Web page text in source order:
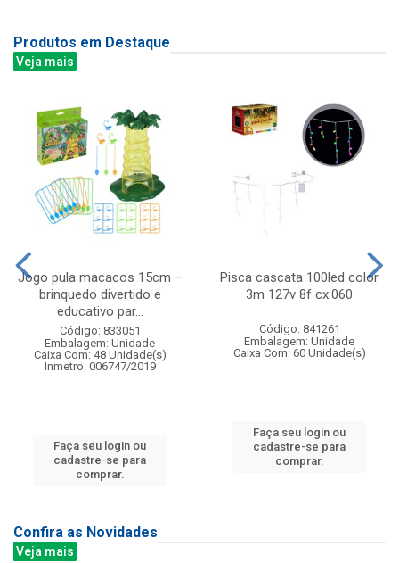
Produtos em Destaque
Veja mais
Jogo pula macacos 15cm –
brinquedo divertido e
educativo par...
Código: 833051
Embalagem: Unidade
Caixa Com: 48 Unidade(s)
Inmetro: 006747/2019
Faça seu login ou
cadastre-se para
comprar.
Pisca cascata 100led color
3m 127v 8f cx:060
Código: 841261
Embalagem: Unidade
Caixa Com: 60 Unidade(s)
Faça seu login ou
cadastre-se para
comprar.
Confira as Novidades
Veja mais